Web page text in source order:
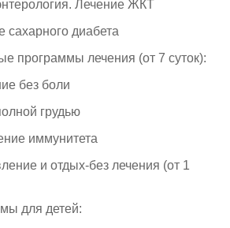
Лечение ЖКТ
сахарного диабета
программы лечения (от 7 суток):
без боли
грудью
иммунитета
и отдых-без лечения (от 1
для детей: